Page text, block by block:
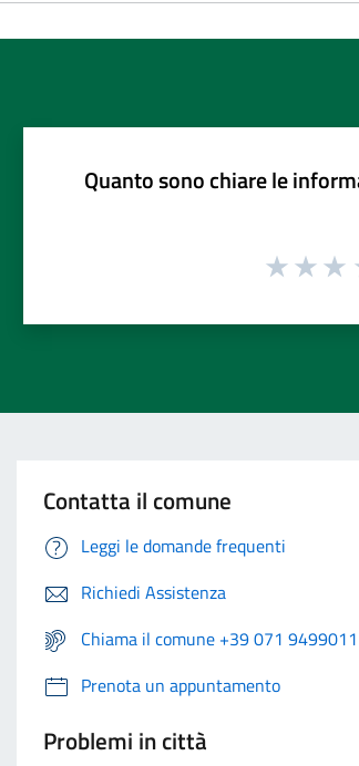
Quanto sono chiare le
Contatta il comune
Leggi le domande frequenti
Richiedi Assistenza
Chiama il comune +39 071 9499011
Prenota un appuntamento
Problemi in città